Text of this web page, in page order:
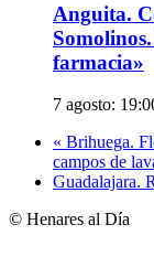
Anguita.
farmacia»
7 agosto:
« Brihuega.
campos de
Guadalajara.
© Henares al Día